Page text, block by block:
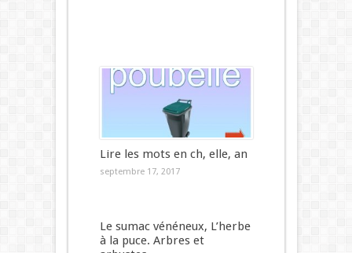
Lire les mots en ch, elle, an
septembre 17, 2017
Le sumac vénéneux, L’herbe
à la puce. Arbres et